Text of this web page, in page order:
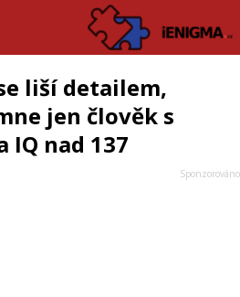
liší detailem,
jen člověk s
IQ nad 137